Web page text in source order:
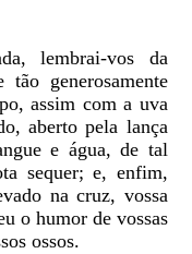
lembrai-vos da
tão generosamente
assim com a uva
aberto pela lança
e água, de tal
sequer; e, enfim,
na cruz, vossa
o humor de vossas
ossos.